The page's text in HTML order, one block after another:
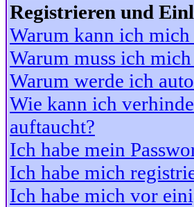
Registrieren und
Warum kann ich
Warum muss ich
Warum werde ich
Wie kann ich
auftaucht?
Ich habe mein
Ich habe mich
Ich habe mich vor